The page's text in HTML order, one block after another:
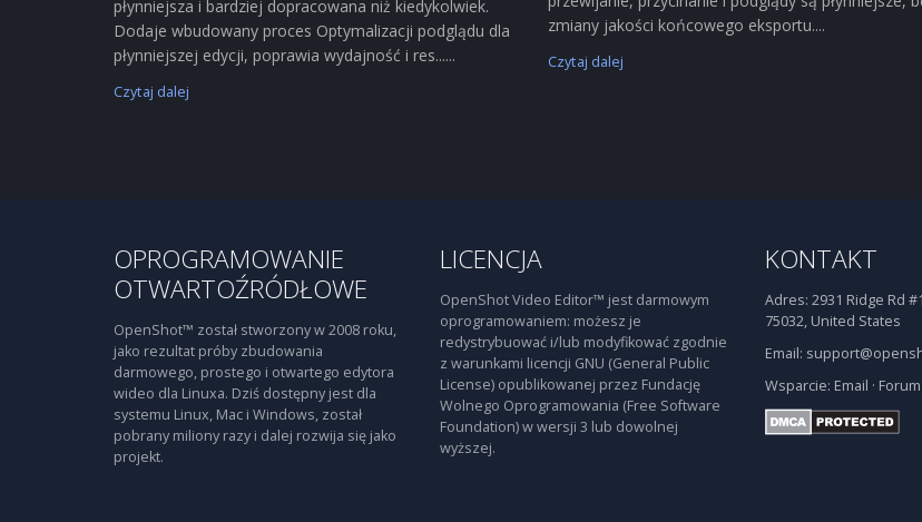
płynniejsza i bardziej dopracowana niż kiedykolwiek.
Dodaje wbudowany proces Optymalizacji podglądu dla
płynniejszej edycji, poprawia wydajność i res......
Czytaj dalej
zmiany jakości końcowego eksportu....
Czytaj dalej
OPROGRAMOWANIE
OTWARTOŹRÓDŁOWE
OpenShot™ został stworzony w 2008 roku,
jako rezultat próby zbudowania
darmowego, prostego i otwartego edytora
wideo dla Linuxa. Dziś dostępny jest dla
systemu Linux, Mac i Windows, został
pobrany miliony razy i dalej rozwija się jako
projekt.
LICENCJA
OpenShot Video Editor™ jest darmowym
oprogramowaniem: możesz je
redystrybuować i/lub modyfikować zgodnie
z warunkami licencji GNU (General Public
License) opublikowanej przez Fundację
Wolnego Oprogramowania (Free Software
Foundation) w wersji 3 lub dowolnej
wyższej.
KONTAKT
Adres: 2931 Ridge Rd
75032, United States
Email:
Wsparcie: Email · Forum